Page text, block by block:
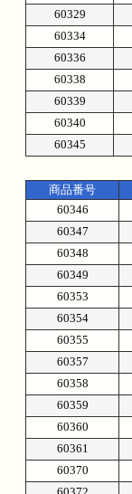
60329
60334
60336
60338
60339
60340
60345
商品番号
60346
60347
60348
60349
60353
60354
60355
60357
60358
60359
60360
60361
60370